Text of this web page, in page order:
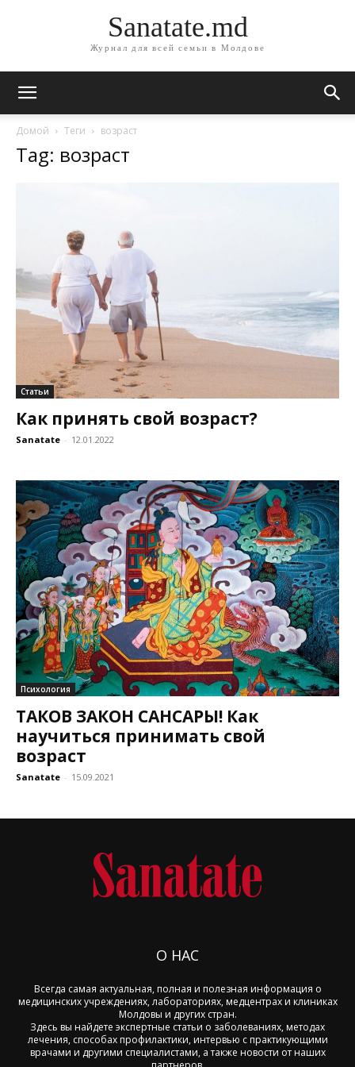
Sanatate.md
Журнал для всей семьи в Молдове
Домой Теги возраст
Tag: возраст
Статьи
Как принять свой возраст?
Sanatate - 12.01.2022
Психология
ТАКОВ ЗАКОН САНСАРЫ! Как
научиться принимать свой
возраст
Sanatate - 15.09.2021
О НАС
Всегда самая актуальная, полная и полезная информация о
медицинских учреждениях, лабораториях, медцентрах и клиниках
Молдовы и других стран.
Здесь вы найдете экспертные статьи о заболеваниях, методах
лечения, способах профилактики, интервью с практикующими
врачами и другими специалистами, а также новости от наших